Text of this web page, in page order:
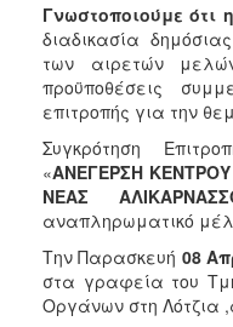
Γνωστοποιούμε ότι
διαδικασία
των αιρετών
προϋποθέσεις
επιτροπής για την
Συγκρότηση
«ΑΝΕΓΕΡΣΗ ΚΕΝΤΡΟΥ
ΝΕΑΣ
αναπληρωματικό
Την Παρασκευή 08
στα γραφεία του
Οργάνων στη Λότζια